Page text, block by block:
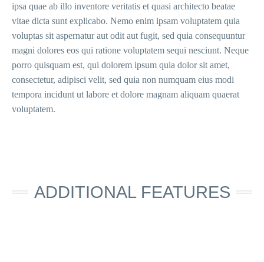
ipsa quae ab illo inventore veritatis et quasi architecto beatae
vitae dicta sunt explicabo. Nemo enim ipsam voluptatem quia
voluptas sit aspernatur aut odit aut fugit, sed quia consequuntur
magni dolores eos qui ratione voluptatem sequi nesciunt. Neque
porro quisquam est, qui dolorem ipsum quia dolor sit amet,
consectetur, adipisci velit, sed quia non numquam eius modi
tempora incidunt ut labore et dolore magnam aliquam quaerat
voluptatem.
ADDITIONAL FEATURES​